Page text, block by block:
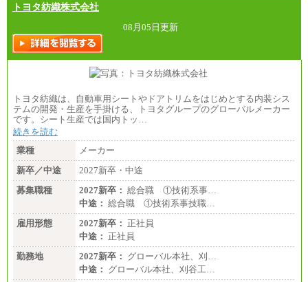
トヨタ紡織株式会社
08月05日更新
トヨタ紡織は、自動車用シートやドアトリムをはじめとする内装シス
テムの開発・生産を手掛ける、トヨタグループのグローバルメーカー
です。シート生産では国内トッ…
続きを読む
業種
メーカー
新卒／中途
2027新卒・中途
募集職種
2027新卒： 総合職 ①技術系事…
中途： 総合職 ①技術系事技職…
雇用形態
2027新卒： 正社員
中途： 正社員
勤務地
2027新卒： グローバル本社、刈…
中途： グローバル本社、刈谷工…